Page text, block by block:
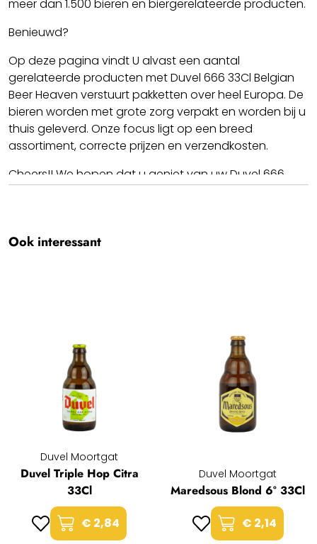
meer dan 1.500 bieren en biergerelateerde producten.
Benieuwd?
Op deze pagina vindt U alvast een aantal
gerelateerde producten met Duvel 666 33Cl Belgian
Beer Heaven verstuurt pakketten over heel Europa. De
bieren worden met grote zorg verpakt en worden bij u
thuis geleverd. Onze focus ligt op een breed
assortiment, correcte prijzen en verzendkosten.
Cheers!! We hopen dat u geniet van uw Duvel 666
Ook interessant
Duvel Moortgat
Duvel Triple Hop Citra
33Cl
€ 2,84
Duvel Moortgat
Maredsous Blond 6° 33Cl
€ 2,14